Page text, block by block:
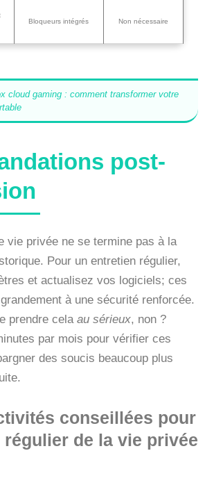
Bloqueurs intégrés Non nécessaire
cloud gaming : comment transformer votre
post-
vie privée ne se termine pas à la
Pour un entretien régulier,
et actualisez vos logiciels; ces
à une sécurité renforcée.
prendre cela au sérieux, non ?
par mois pour vérifier ces
des soucis beaucoup plus
conseillées pour
de la vie privée